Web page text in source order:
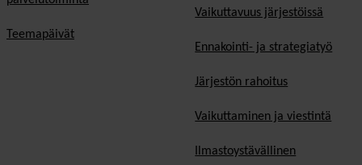
Teemapäivät
Vaikuttavuus järjestöissä
Ennakointi- ja strategiatyö
Järjestön rahoitus
Vaikuttaminen ja viestintä
Ilmastoystävällinen